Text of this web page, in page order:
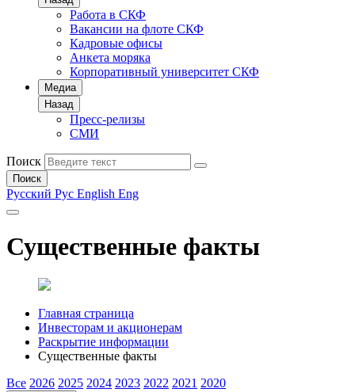
Работа в СКФ
Вакансии на флоте СКФ
Кадровые офисы
Анкета моряка
Корпоративный университет СКФ
Медиа
Назад
Пресс-релизы
СМИ
Поиск
Поиск
Русский Рус English Eng
Существенные факты
Главная страница
Инвесторам и акционерам
Раскрытие информации
Существенные факты
Все 2026 2025 2024 2023 2022 2021 2020